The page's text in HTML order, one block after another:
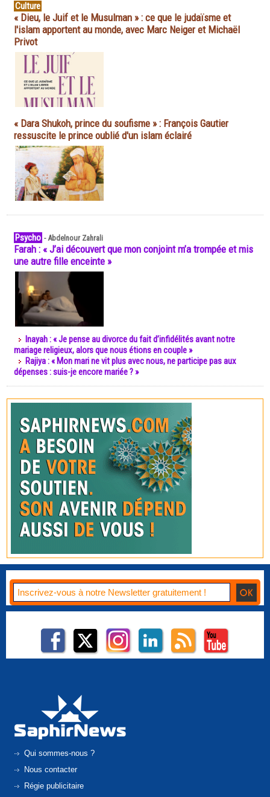
Culture
« Dieu, le Juif et le Musulman » : ce que le judaïsme et
l'islam apportent au monde, avec Marc Neiger et Michaël
Privot
« Dara Shukoh, prince du soufisme » : François Gautier
ressuscite le prince oublié d'un islam éclairé
Psycho -Abdelnour Zahrali
Farah : « J’ai découvert que mon conjoint m’a trompée et mis
une autre fille enceinte »
Inayah : « Je pense au divorce du fait d’infidélités avant notre
mariage religieux, alors que nous étions en couple »
Rajiya : « Mon mari ne vit plus avec nous, ne participe pas aux
dépenses : suis-je encore mariée ? »
Qui sommes-nous ?
Nous contacter
Régie publicitaire